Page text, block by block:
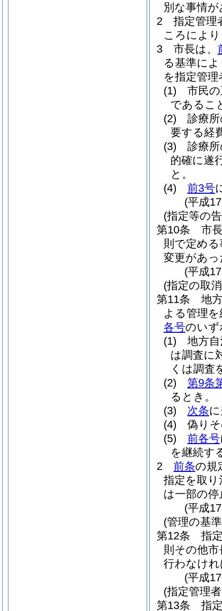
別な事情
2
指定管理
ころによ
3
市長は、
る基準に
を指定管
(1)
市民
であるこ
(2)
診療
要する経
(3)
診療
的確に遂
と。
(4)
前3号
(平成
(指定等の
第10条
市
則で定め
変更があ
(平成
(指定の取
第11条
地
よる管理
各号のい
(1)
地方
は調査に
くは調査
(2)
第9条
るとき。
(3)
次条
(4)
偽り
(5)
前各号
を継続す
2
前条の規
指定を取
は一部の
(平成
(管理の基
第12条
指
則その他
行わなけ
(平成
(指定管理
第13条
指